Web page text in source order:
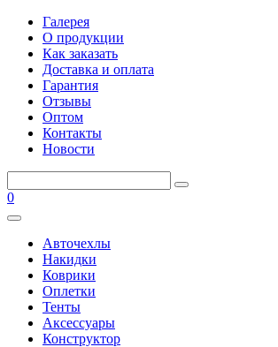
Галерея
О продукции
Как заказать
Доставка и оплата
Гарантия
Отзывы
Оптом
Контакты
Новости
0
Авточехлы
Накидки
Коврики
Оплетки
Тенты
Аксессуары
Конструктор